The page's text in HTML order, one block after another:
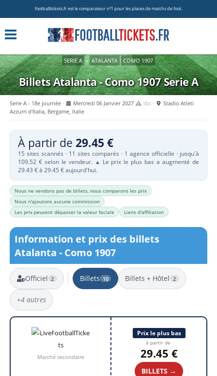
footballtickets.fr est le comparateur nº1 pour les places de matchs de foot.
SERIE A » ATALANTA COMO 1907
Billets Atalanta - Como 1907Serie A
Serie A - 18e journée Mercredi 06 Janvier 2027 tbc
Stadio Atleti
Azzurri d'Italia, Bergame, Italie
À partir de 29.45 €
15 sites scannés · 11 sites comparés · 1 agence officielle · jusqu'à
109.52 € selon le vendeur. ▲ Le prix le plus bas a augmenté de
29.43 € à 29.45 € aujourd'hui.
Nous ne vendons pas de billets, nous comparons les prix
Nous n'ajoutons aucune commission
Les prix peuvent dépasser la valeur faciale
Liens d'affiliation
Information et prix des billets
Atalanta - Como 1907
Officiel 2 Billets 10 Billets + Hôtel 2
+4 autres
10 résultats
Marché secondaire
Prix le plus bas
à partir de
29.45 €
BILLETS →